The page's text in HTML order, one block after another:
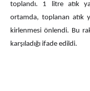
toplandı. 1 litre atık
ortamda, toplanan atık
kirlenmesi önlendi. Bu
karşıladığı ifade edildi.